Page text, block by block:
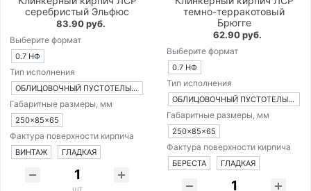
серебристый Эльфюс
83.90 руб.
Выберите формат
0.7 НФ
Тип исполнения
ОБЛИЦОВОЧНЫЙ ПУСТОТЕЛЫЙ КИРПИЧ
Габаритные размеры, мм
250×85×65
Фактура поверхности кирпича
ВИНТАЖ ГЛАДКАЯ
шт
темно-терракотовый
Брюгге
62.90 руб.
Выберите формат
0.7 НФ
Тип исполнения
ОБЛИЦОВОЧНЫЙ ПУСТОТЕЛЫЙ КИРПИЧ
Габаритные размеры, мм
250×85×65
Фактура поверхности кирпича
БЕРЕСТА ГЛАДКАЯ